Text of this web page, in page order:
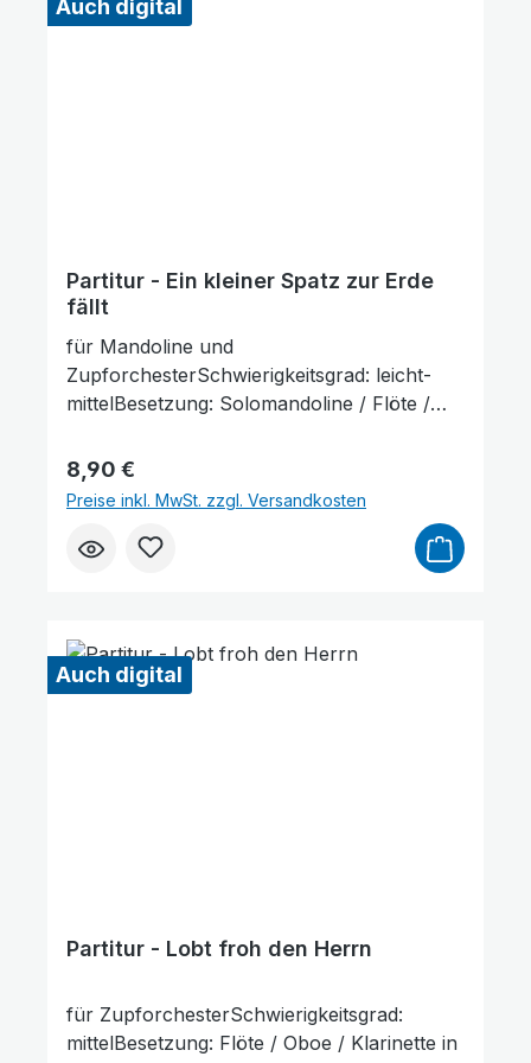
Auch digital
Partitur - Ein kleiner Spatz zur Erde
fällt
für Mandoline und
ZupforchesterSchwierigkeitsgrad: leicht-
mittelBesetzung: Solomandoline / Flöte /
Glockenspiel / Mandoline 1+2 / Mandola /
Mandoloncello / Gitarre / Kontrabass
(Mandoloncello ad lib.)Lieferumfang:
Partitur und Stimmenauszüge,
Stimmenauszüge dürfen als Kopiervorlage
Bestellung gedruckt wird. Probepartitur
Regulärer Preis:
8,90 €
Preise inkl. MwSt. zzgl. Versandkosten
Auch digital
Partitur - Lobt froh den Herrn
für ZupforchesterSchwierigkeitsgrad:
mittelBesetzung: Flöte / Oboe / Klarinette in